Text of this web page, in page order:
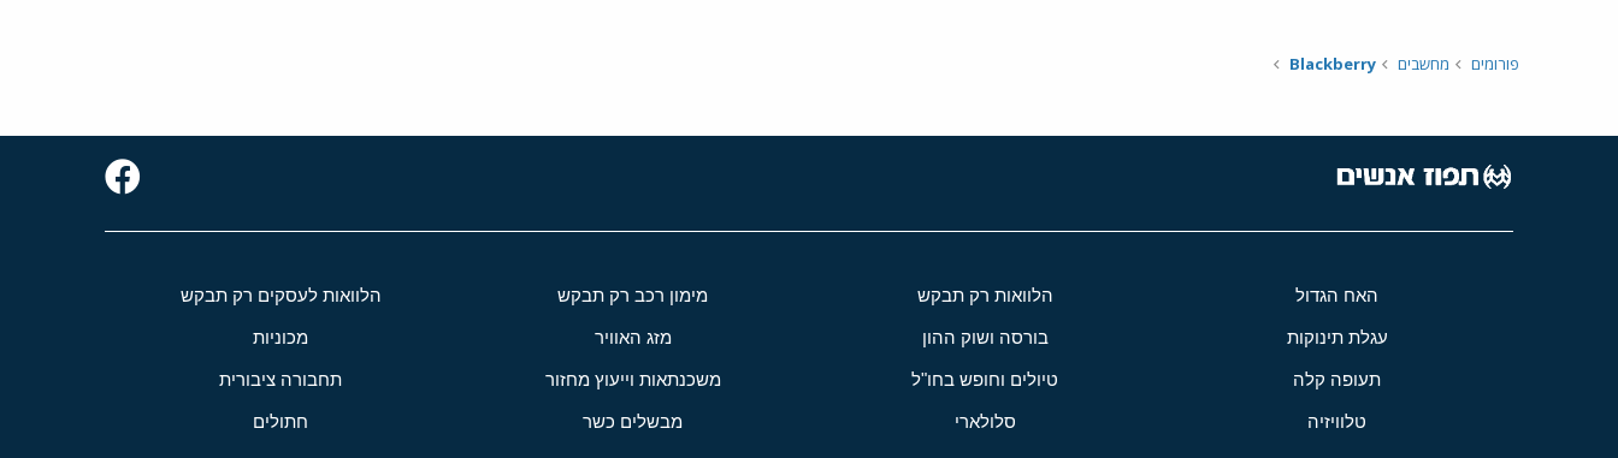
פורומים מחשבים Blackberry
האח הגדול הלוואות רק תבקש מימון רכב רק תבקש הלוואות לעסקים רק תבקש
עגלת תינוקות בורסה ושוק ההון מזג האוויר מכוניות
תעופה קלה טיולים וחופש בחו"ל משכנתאות וייעוץ מחזור תחבורה ציבורית
טלוויזיה סלולארי מבשלים כשר חתולים